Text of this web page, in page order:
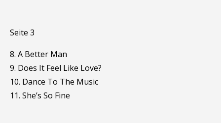
Seite 3
8. A Better Man
9. Does It Feel Like Love?
10. Dance To The Music
11. She’s So Fine